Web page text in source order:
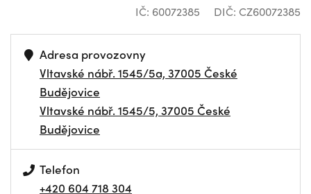
IČ: 60072385 DIČ: CZ60072385
Adresa provozovny
Vltavské nábř. 1545/5a, 37005 České
Budějovice
Vltavské nábř. 1545/5, 37005 České
Budějovice
Telefon
+420 604 718 304